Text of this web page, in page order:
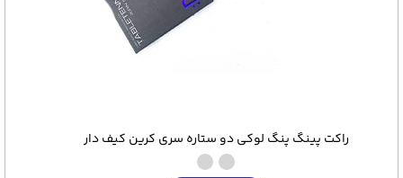
راکت پینگ پنگ لوکی دو ستاره سری کرین کیف دار